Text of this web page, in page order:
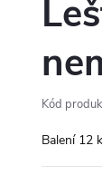
Kód
Balení 12